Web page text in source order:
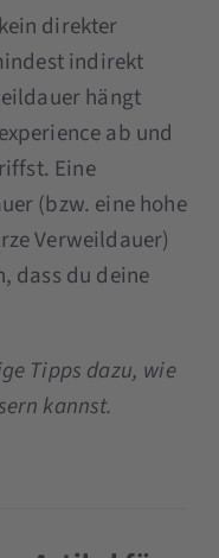
direkter
indirekt
hängt
ab und
Eine
(bzw. eine hohe
Verweildauer)
dass du deine
Tipps dazu, wie
kannst.